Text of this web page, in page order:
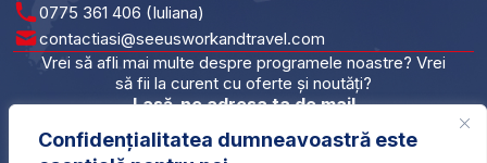
Confidențialitatea dumneavoastră este
0775 361 406 (Iuliana)
contactiasi@seeusworkandtravel.com
Vrei să afli mai multe despre programele noastre? Vrei
să fii la curent cu oferte și noutăți?
Lasă-ne adresa ta de mail